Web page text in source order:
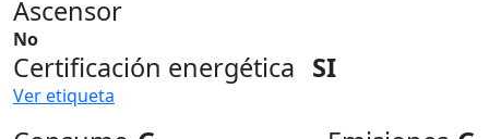
Ascensor
No
Certificación energética SI
Ver etiqueta